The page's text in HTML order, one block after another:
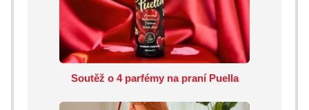
Soutěž o 4 parfémy na praní Puella